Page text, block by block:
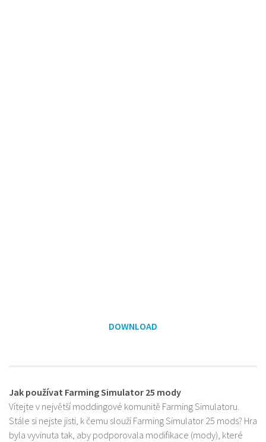
DOWNLOAD
Jak používat Farming Simulator 25 mody
Vítejte v největší moddingové komunitě Farming Simulatoru.
Stále si nejste jisti, k čemu slouží Farming Simulator 25 mods? Hra
byla vyvinuta tak, aby podporovala modifikace (mody), které